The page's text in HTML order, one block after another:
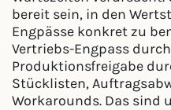
bereit sein, in den
Engpässe konkret zu
Vertriebs-Engpass
Produktionsfreigabe
Stücklisten,
Workarounds. Das sind